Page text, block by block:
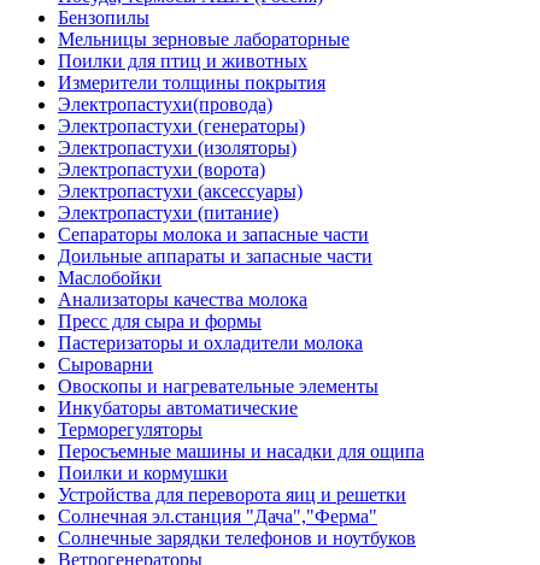
Бензопилы
Мельницы зерновые лабораторные
Поилки для птиц и животных
Измерители толщины покрытия
Электропастухи(провода)
Электропастухи (генераторы)
Электропастухи (изоляторы)
Электропастухи (ворота)
Электропастухи (аксессуары)
Электропастухи (питание)
Сепараторы молока и запасные части
Доильные аппараты и запасные части
Маслобойки
Анализаторы качества молока
Пресс для сыра и формы
Пастеризаторы и охладители молока
Сыроварни
Овоскопы и нагревательные элементы
Инкубаторы автоматические
Терморегуляторы
Перосъемные машины и насадки для ощипа
Поилки и кормушки
Устройства для переворота яиц и решетки
Солнечная эл.станция "Дача","Ферма"
Солнечные зарядки телефонов и ноутбуков
Ветрогенераторы